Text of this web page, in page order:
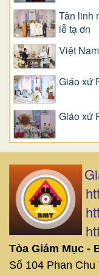
Tân linh
lễ tạ ơn
Việt
Giáo xứ
Giáo xứ
Tòa Giám Mục -
Số 104 Phan